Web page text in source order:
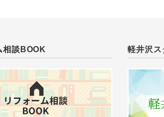
相談BOOK 軽井沢ス